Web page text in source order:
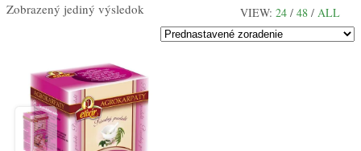
VIEW: 24 / 48 / ALL
Zobrazený jediný výsledok